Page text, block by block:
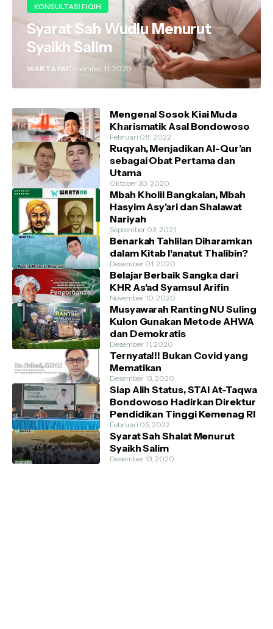
KONSULTASI FIQIH
Syarat Sah Wudlu Menurut
Syaikh Salim
WARTA NUDesember 11, 2020
Mengenal Sosok Kiai Muda
Kharismatik Asal Bondowoso
Februari 08, 2022
Ruqyah, Menjadikan Al-Qur’an
sebagai Obat Pertama dan
Utama
Oktober 30, 2020
Mbah Kholil Bangkalan, Mbah
Hasyim Asy’ari dan Shalawat
Nariyah
September 03, 2021
Benarkah Tahlilan Diharamkan
dalam Kitab I'anatut Thalibin?
Desember 01, 2020
Belajar Berbaik Sangka dari
KHR As'ad Syamsul Arifin
November 10, 2020
Musyawarah Ranting NU Suling
Kulon Gunakan Metode AHWA
dan Demokratis
Desember 11, 2020
Ternyata!!! Bukan Covid yang
Mematikan
Desember 13, 2020
Siap Alih Status, STAI At-Taqwa
Bondowoso Hadirkan Direktur
Pendidikan Tinggi Kemenag RI
Februari 05, 2022
Syarat Sah Shalat Menurut
Syaikh Salim
Desember 13, 2020